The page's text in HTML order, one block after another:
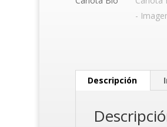
Descripción